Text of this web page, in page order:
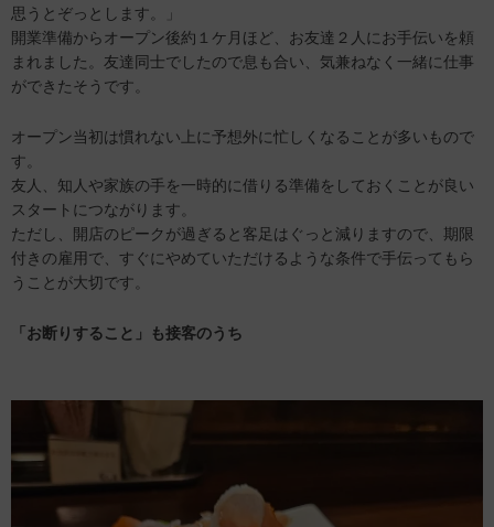
思うとぞっとします。」
開業準備からオープン後約１ケ月ほど、お友達２人にお手伝いを頼
まれました。友達同士でしたので息も合い、気兼ねなく一緒に仕事
ができたそうです。
オープン当初は慣れない上に予想外に忙しくなることが多いもので
す。
友人、知人や家族の手を一時的に借りる準備をしておくことが良い
スタートにつながります。
ただし、開店のピークが過ぎると客足はぐっと減りますので、期限
付きの雇用で、すぐにやめていただけるような条件で手伝ってもら
うことが大切です。
「お断りすること」も接客のうち